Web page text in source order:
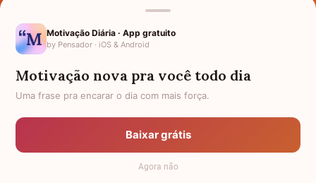
Nomes pelo Mundo
Política de Privacidade
Anuncie
Termos de Uso
Motivação Diária · App gratuito
by Pensador · iOS & Android
Motivação nova pra você todo dia
Uma frase pra encarar o dia com mais força.
Baixar grátis
Agora não